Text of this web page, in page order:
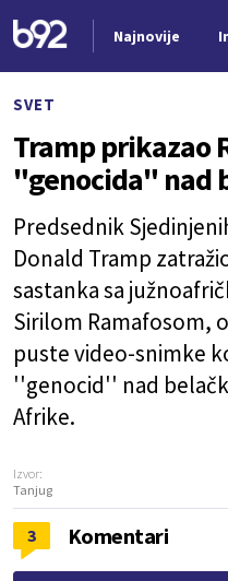
Najnovije
SVET
Tramp prikazao
"genocida" nad
Predsednik
Donald Tramp
sastanka sa
Sirilom Ramafosom,
puste video-snimke
''genocid'' nad
Afrike.
Izvor:
Tanjug
3 Komentari